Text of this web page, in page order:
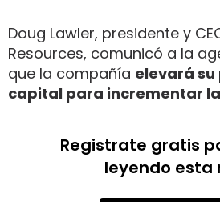
Doug Lawler, presidente y
Resources, comunicó a la
que la compañía elevará
capital para incrementar
Registrate gratis
leyendo esta